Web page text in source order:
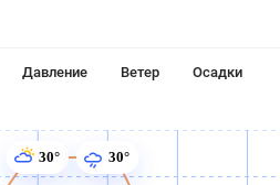
Давление Ветер Осадки
30° 30°